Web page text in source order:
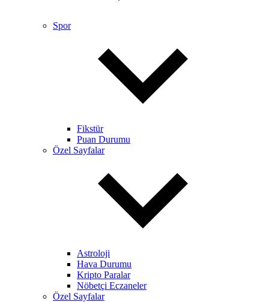
Spor
Fikstür
Puan Durumu
Özel Sayfalar
Astroloji
Hava Durumu
Kripto Paralar
Nöbetçi Eczaneler
Özel Sayfalar